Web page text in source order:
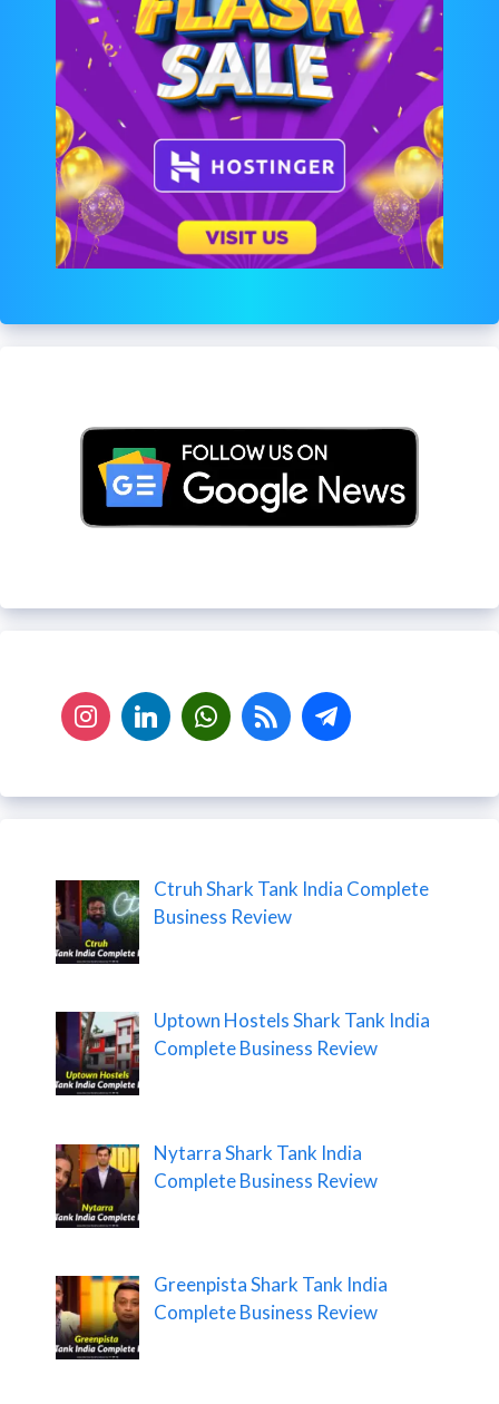
Ctruh Shark Tank India Complete
Business Review
Uptown Hostels Shark Tank India
Complete Business Review
Nytarra Shark Tank India
Complete Business Review
Greenpista Shark Tank India
Complete Business Review